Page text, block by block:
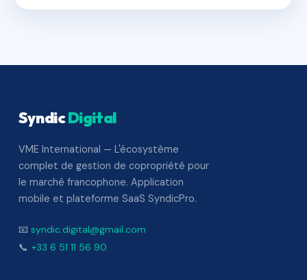
SyndicDigital
VME International — L'écosystème
complet de gestion de copropriété pour
le marché francophone. Application
mobile et plateforme SaaS SyndicPro.
📧 syndic.digital@gmail.com
📞 +33 6 51 11 56 90